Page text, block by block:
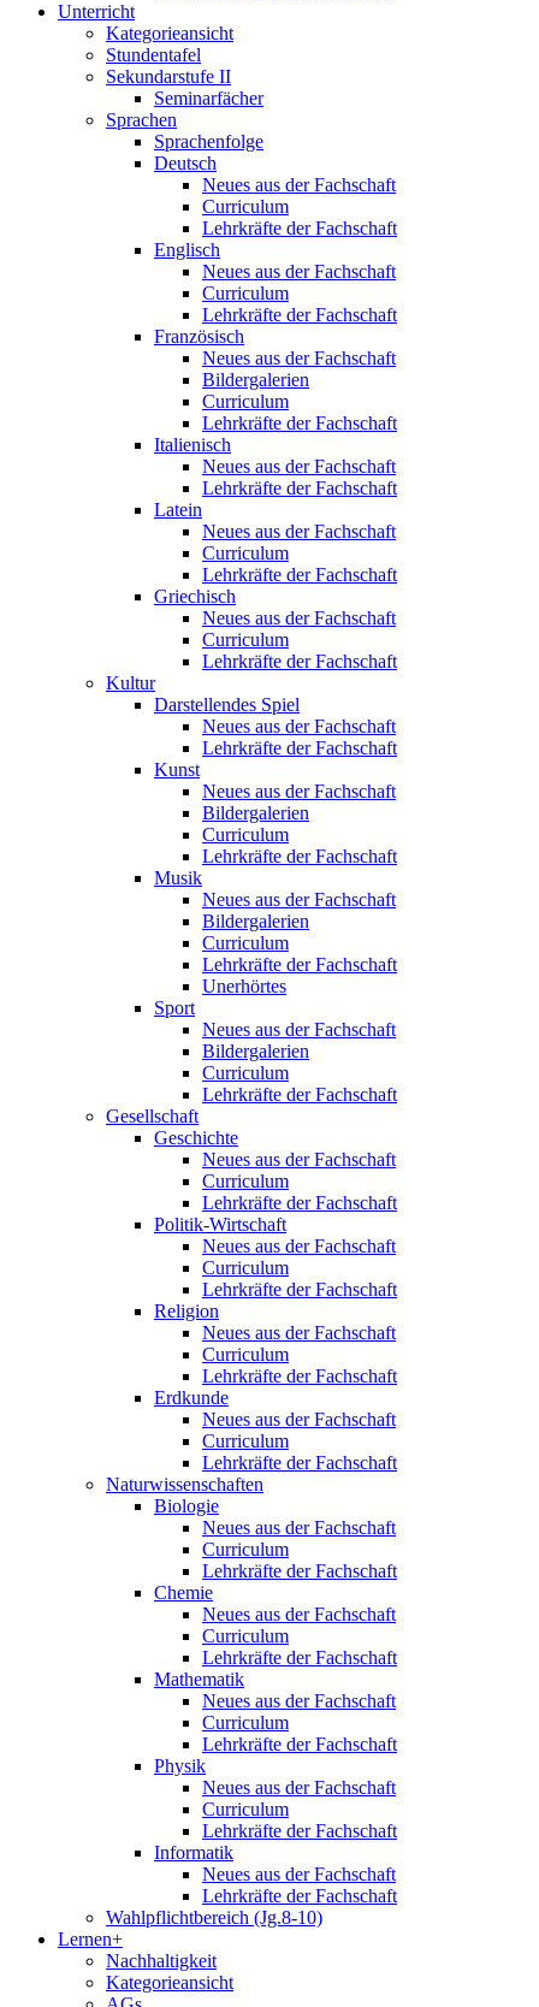
Unterricht
Kategorieansicht
Stundentafel
Sekundarstufe II
Seminarfächer
Sprachen
Sprachenfolge
Deutsch
Neues aus der Fachschaft
Curriculum
Lehrkräfte der Fachschaft
Englisch
Neues aus der Fachschaft
Curriculum
Lehrkräfte der Fachschaft
Französisch
Neues aus der Fachschaft
Bildergalerien
Curriculum
Lehrkräfte der Fachschaft
Italienisch
Neues aus der Fachschaft
Lehrkräfte der Fachschaft
Latein
Neues aus der Fachschaft
Curriculum
Lehrkräfte der Fachschaft
Griechisch
Neues aus der Fachschaft
Curriculum
Lehrkräfte der Fachschaft
Kultur
Darstellendes Spiel
Neues aus der Fachschaft
Lehrkräfte der Fachschaft
Kunst
Neues aus der Fachschaft
Bildergalerien
Curriculum
Lehrkräfte der Fachschaft
Musik
Neues aus der Fachschaft
Bildergalerien
Curriculum
Lehrkräfte der Fachschaft
Unerhörtes
Sport
Neues aus der Fachschaft
Bildergalerien
Curriculum
Lehrkräfte der Fachschaft
Gesellschaft
Geschichte
Neues aus der Fachschaft
Curriculum
Lehrkräfte der Fachschaft
Politik-Wirtschaft
Neues aus der Fachschaft
Curriculum
Lehrkräfte der Fachschaft
Religion
Neues aus der Fachschaft
Curriculum
Lehrkräfte der Fachschaft
Erdkunde
Neues aus der Fachschaft
Curriculum
Lehrkräfte der Fachschaft
Naturwissenschaften
Biologie
Neues aus der Fachschaft
Curriculum
Lehrkräfte der Fachschaft
Chemie
Neues aus der Fachschaft
Curriculum
Lehrkräfte der Fachschaft
Mathematik
Neues aus der Fachschaft
Curriculum
Lehrkräfte der Fachschaft
Physik
Neues aus der Fachschaft
Curriculum
Lehrkräfte der Fachschaft
Informatik
Neues aus der Fachschaft
Lehrkräfte der Fachschaft
Wahlpflichtbereich (Jg.8-10)
Lernen+
Nachhaltigkeit
Kategorieansicht